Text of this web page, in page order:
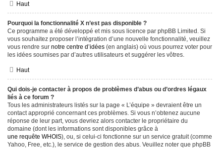
Haut
Pourquoi la fonctionnalité X n’est pas disponible ?
Ce programme a été développé et mis sous licence par phpBB Limited. Si
vous souhaitez proposer l’intégration d’une nouvelle fonctionnalité, veuillez
vous rendre sur notre centre d’idées (en anglais) où vous pourrez voter pour
les idées soumises par d’autres utilisateurs et suggérer les vôtres.
Haut
Qui dois-je contacter à propos de problèmes d’abus ou d’ordres légaux
liés à ce forum ?
Tous les administrateurs listés sur la page « L’équipe » devraient être un
contact approprié concernant ces problèmes. Si vous n’obtenez aucune
réponse de leur part, vous devriez alors contacter le propriétaire du
domaine (dont les informations sont disponibles grâce à
une requête WHOIS), ou, si celui-ci fonctionne sur un service gratuit (comme
Yahoo, Free, etc.), le service de gestion des abus. Veuillez noter que phpBB